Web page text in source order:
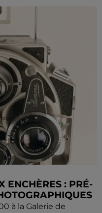
ENCHÈRES : PRÉ-
à la Galerie de